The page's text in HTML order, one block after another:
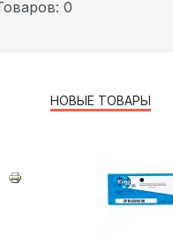
0
НОВЫЕ ТОВАРЫ